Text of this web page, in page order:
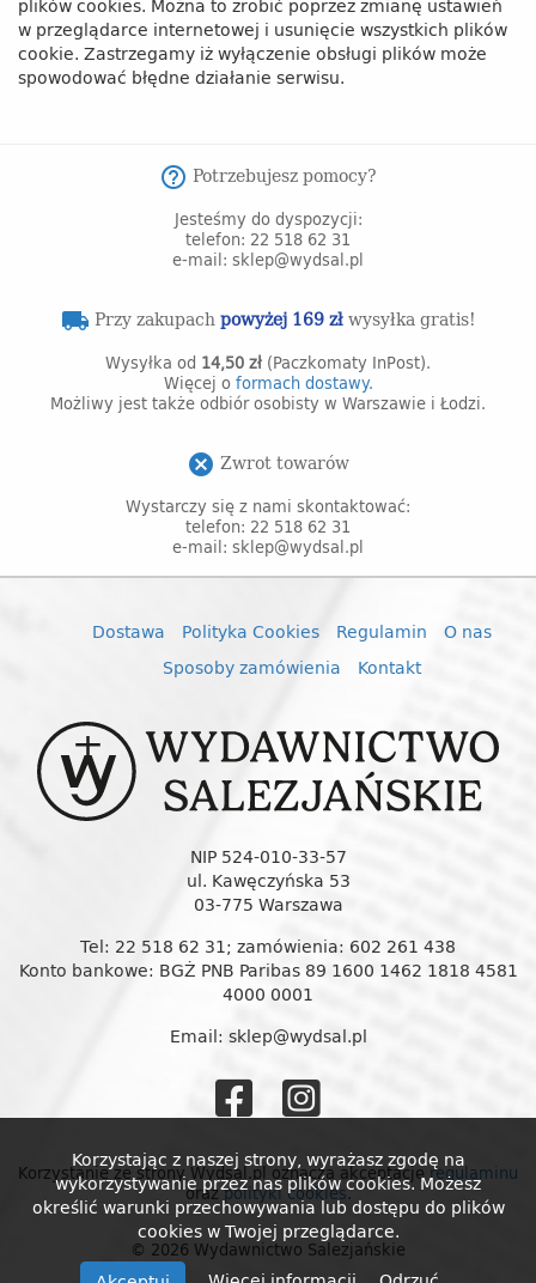
plików cookies. Można to zrobić poprzez zmianę ustawień
w przeglądarce internetowej i usunięcie wszystkich plików
cookie. Zastrzegamy iż wyłączenie obsługi plików może
spowodować błędne działanie serwisu.
help_outline Potrzebujesz pomocy?
Jesteśmy do dyspozycji:
telefon: 22 518 62 31
e-mail: sklep@wydsal.pl
local_shipping Przy zakupachpowyżej 169 złwysyłka gratis!
Wysyłka od 14,50 zł (Paczkomaty InPost).
Więcej o formach dostawy.
Możliwy jest także odbiór osobisty w Warszawie i Łodzi.
cancel Zwrot towarów
Wystarczy się z nami skontaktować:
telefon: 22 518 62 31
e-mail: sklep@wydsal.pl
Dostawa Polityka Cookies Regulamin
O nas
Sposoby zamówienia
Kontakt
NIP 524-010-33-57
ul. Kawęczyńska 53
03-775 Warszawa
Tel: 22 518 62 31; zamówienia: 602 261 438
Konto bankowe: BGŻ PNB Paribas 89 1600 1462 1818 4581
4000 0001
Email: sklep@wydsal.pl
Salezjańskie
na na
Korzystanie ze strony Wydsal.pl oznacza akceptacjęregulaminu
orazpolityki cookies.
© 2026 Wydawnictwo Salezjańskie
Korzystając z naszej strony, wyrażasz zgodę na
wykorzystywanie przez nas plików cookies. Możesz
określić warunki przechowywania lub dostępu do plików
cookies w Twojej przeglądarce.